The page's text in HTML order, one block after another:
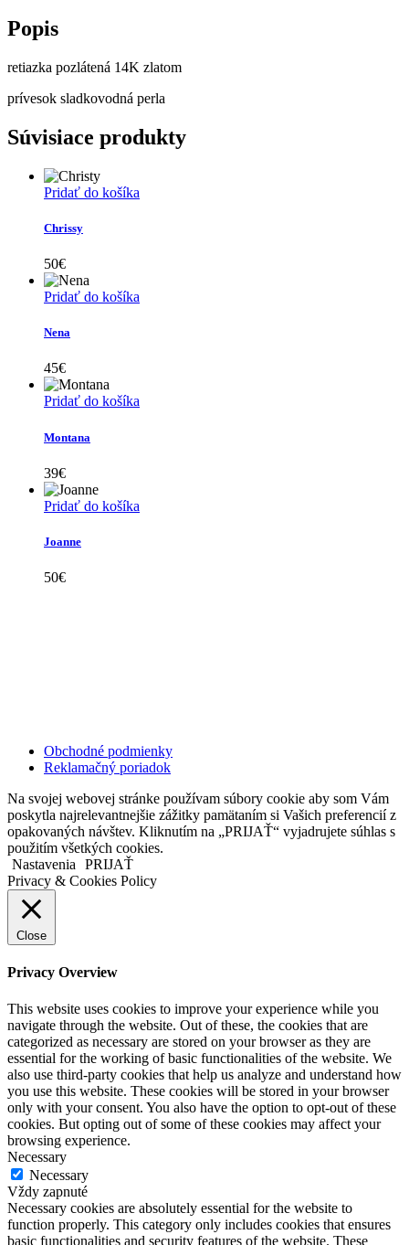
Popis
retiazka pozlátená 14K zlatom
prívesok sladkovodná perla
Súvisiace produkty
Pridať do košíka
Chrissy
50€
Pridať do košíka
Nena
45€
Pridať do košíka
Montana
39€
Pridať do košíka
Joanne
50€
Obchodné podmienky
Reklamačný poriadok
Na svojej webovej stránke používam súbory cookie aby som Vám
poskytla najrelevantnejšie zážitky pamätaním si Vašich preferencií z
opakovaných návštev. Kliknutím na „PRIJAŤ“ vyjadrujete súhlas s
použitím všetkých cookies.
Nastavenia
PRIJAŤ
Privacy & Cookies Policy
Close
Privacy Overview
This website uses cookies to improve your experience while you
navigate through the website. Out of these, the cookies that are
categorized as necessary are stored on your browser as they are
essential for the working of basic functionalities of the website. We
also use third-party cookies that help us analyze and understand how
you use this website. These cookies will be stored in your browser
only with your consent. You also have the option to opt-out of these
cookies. But opting out of some of these cookies may affect your
browsing experience.
Necessary
Necessary
Vždy zapnuté
Necessary cookies are absolutely essential for the website to
function properly. This category only includes cookies that ensures
basic functionalities and security features of the website. These